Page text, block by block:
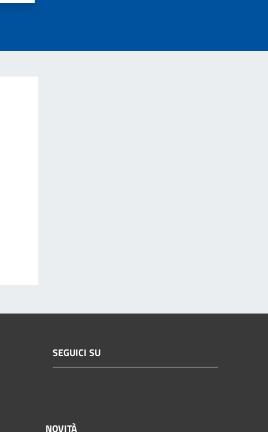
SEGUICI SU
NOVITÀ